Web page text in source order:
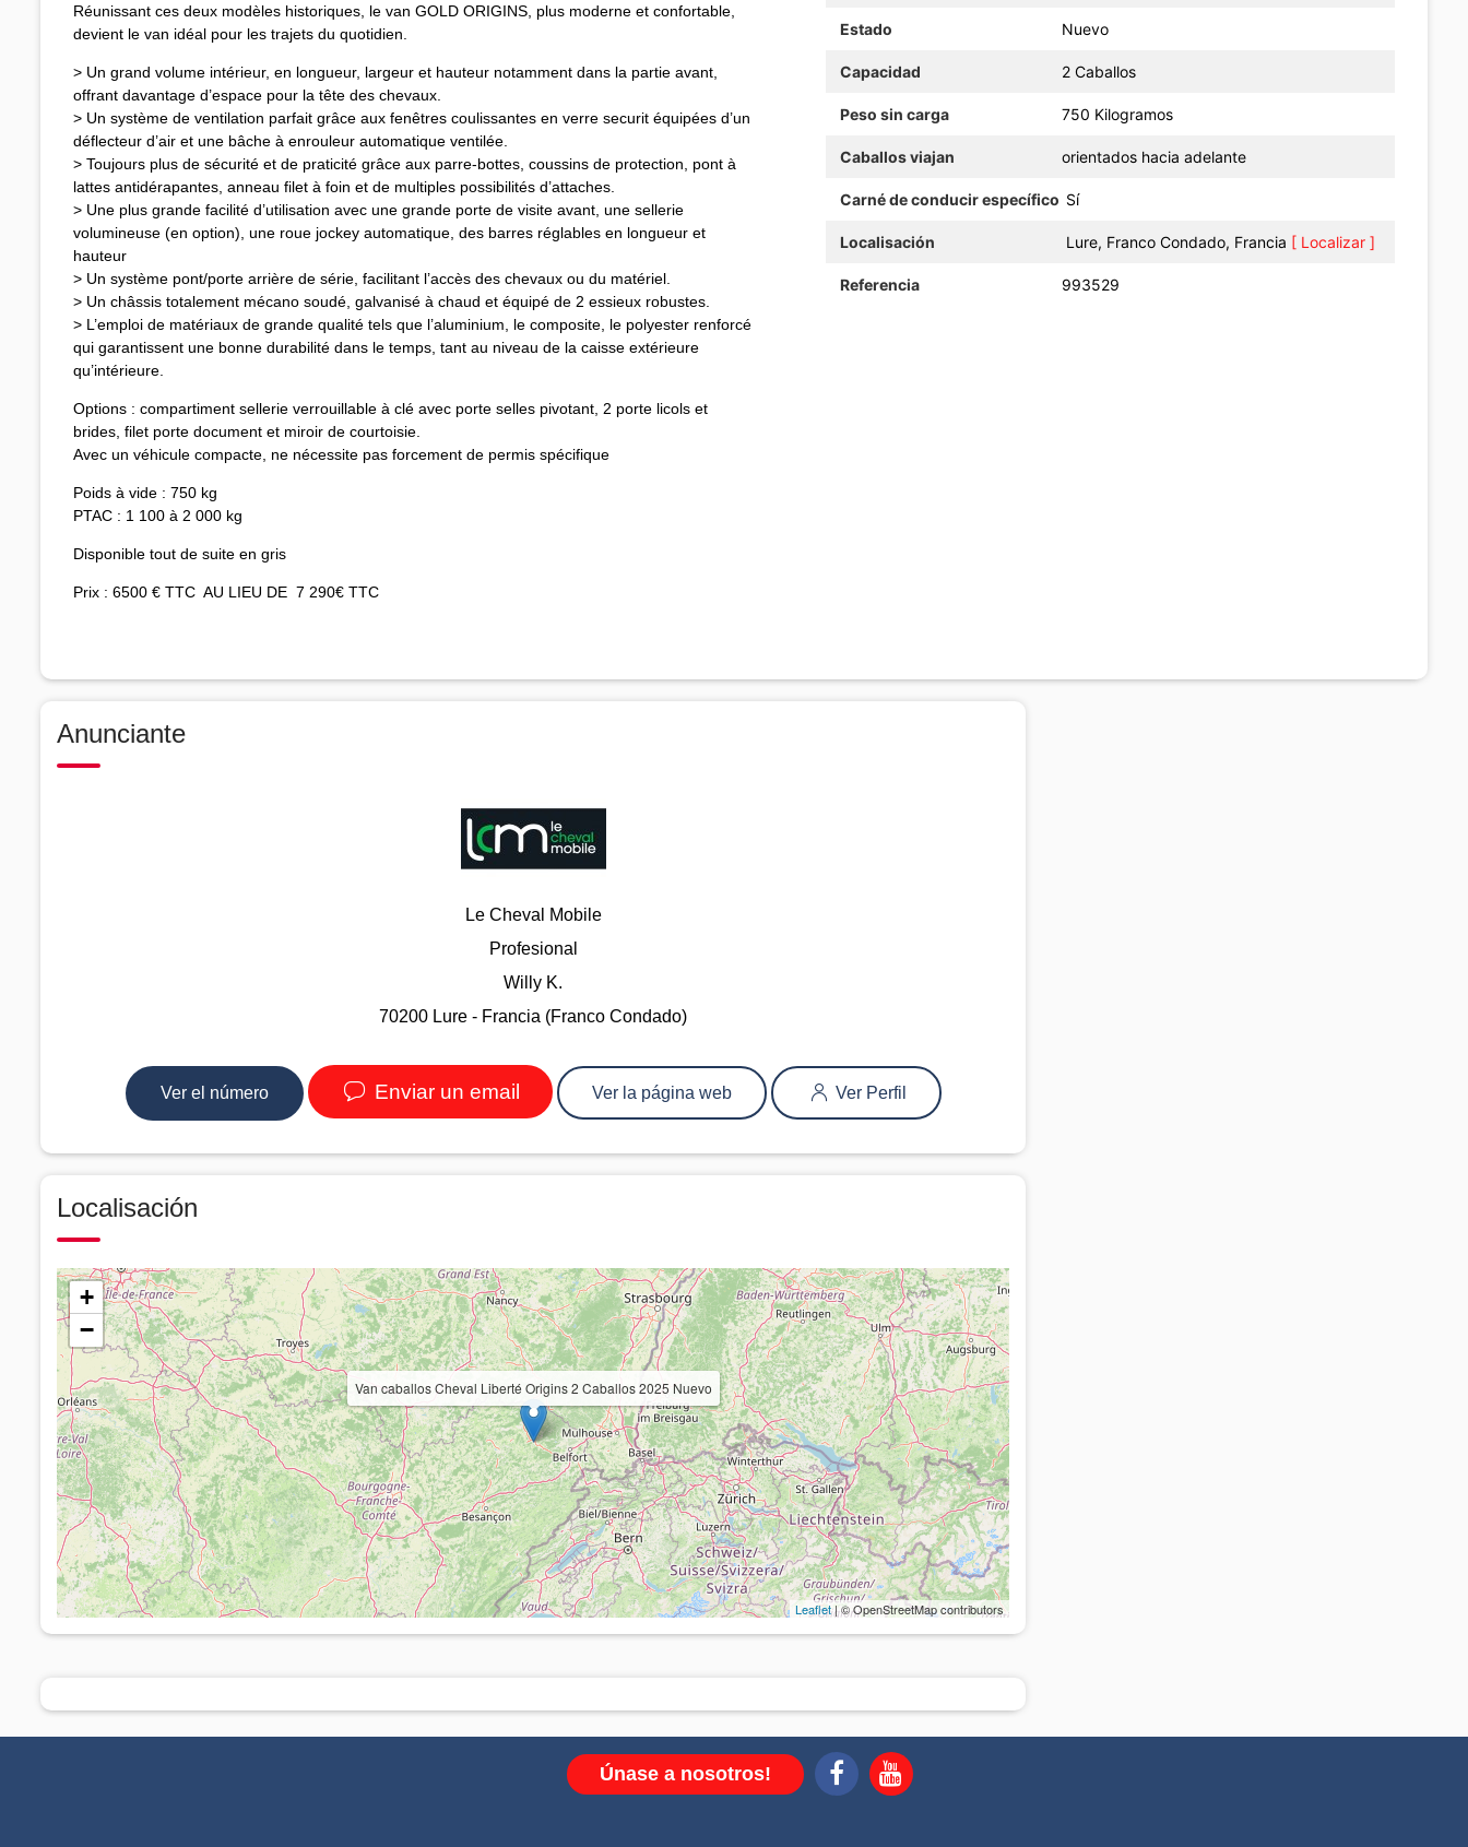
Réunissant ces deux modèles historiques, le van GOLD ORIGINS, plus moderne et confortable,
devient le van idéal pour les trajets du quotidien.
> Un grand volume intérieur, en longueur, largeur et hauteur notamment dans la partie avant,
offrant davantage d’espace pour la tête des chevaux.
> Un système de ventilation parfait grâce aux fenêtres coulissantes en verre securit équipées d’un
déflecteur d’air et une bâche à enrouleur automatique ventilée.
> Toujours plus de sécurité et de praticité grâce aux parre-bottes, coussins de protection, pont à
lattes antidérapantes, anneau filet à foin et de multiples possibilités d’attaches.
> Une plus grande facilité d’utilisation avec une grande porte de visite avant, une sellerie
volumineuse (en option), une roue jockey automatique, des barres réglables en longueur et
hauteur
> Un système pont/porte arrière de série, facilitant l’accès des chevaux ou du matériel.
> Un châssis totalement mécano soudé, galvanisé à chaud et équipé de 2 essieux robustes.
> L’emploi de matériaux de grande qualité tels que l’aluminium, le composite, le polyester renforcé
qui garantissent une bonne durabilité dans le temps, tant au niveau de la caisse extérieure
qu’intérieure.
Options : compartiment sellerie verrouillable à clé avec porte selles pivotant, 2 porte licols et
brides, filet porte document et miroir de courtoisie.
Avec un véhicule compacte, ne nécessite pas forcement de permis spécifique
Poids à vide : 750 kg
PTAC : 1 100 à 2 000 kg
Disponible tout de suite en gris
Prix : 6500 € TTC AU LIEU DE 7 290€ TTC
Estado Nuevo
Capacidad 2 Caballos
Peso sin carga 750 Kilogramos
Caballos viajan orientados hacia adelante
Carné de conducir específico Sí
Localisación Lure, Franco Condado, Francia [ Localizar ]
Referencia 993529
Anunciante
Le Cheval Mobile
Profesional
Willy K.
70200 Lure - Francia (Franco Condado)
Ver el número Enviar un email Ver la página web Ver Perfil
Localisación
Van caballos Cheval Liberté Origins 2 Caballos 2025 Nuevo
+
−
Leaflet| © OpenStreetMap contributors
Únase a nosotros!